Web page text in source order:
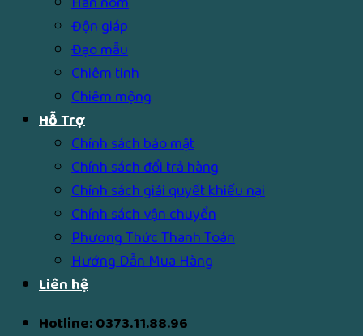
Độn giáp
Đạo mẫu
Chiêm tinh
Chiêm mộng
Hỗ Trợ
Chính sách bảo mật
Chính sách đổi trả hàng
Chính sách giải quyết khiếu nại
Chính sách vận chuyển
Phương Thức Thanh Toán
Hướng Dẫn Mua Hàng
Liên hệ
Hotline: 0373.11.88.96